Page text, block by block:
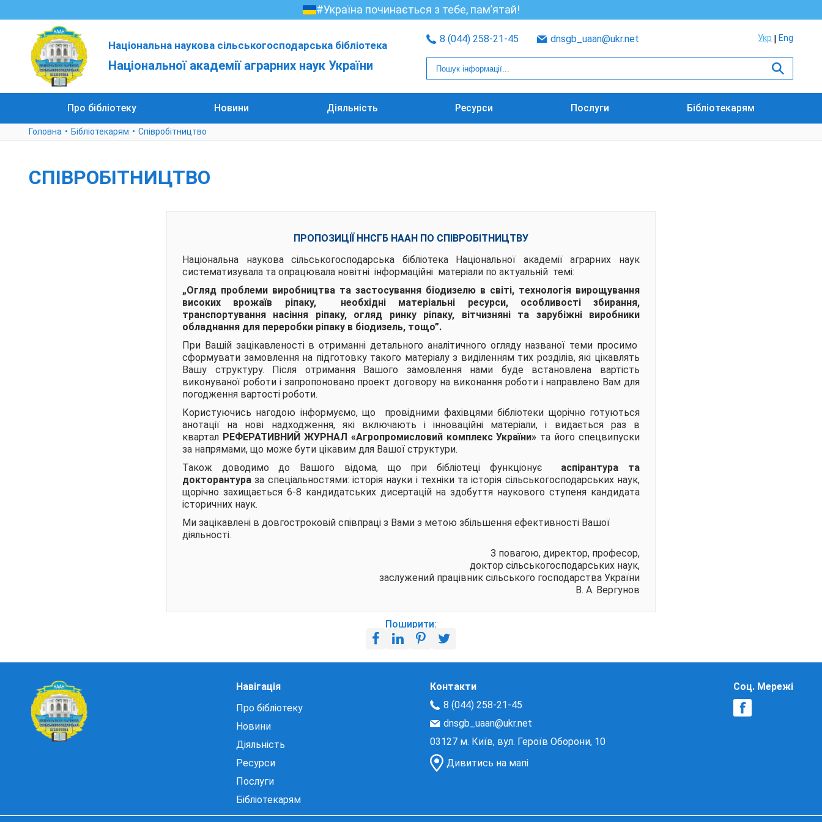
#Україна починається з тебе, пам’ятай!
Національна наукова сільськогосподарська бібліотека
Національної академії аграрних наук України
8 (044) 258-21-45 dnsgb_uaan@ukr.net Укр Eng
Про бібліотеку Новини Діяльність Ресурси Послуги Бібліотекарям
Головна Бібліотекарям Співробітництво
СПІВРОБІТНИЦТВО
ПРОПОЗИЦІЇ ННСГБ НААН ПО СПІВРОБІТНИЦТВУ
Національна наукова сільськогосподарська бібліотека Національної академії аграрних наук
систематизувала та опрацювала новітні інформаційні матеріали по актуальній темі:
„Огляд проблеми виробництва та застосування біодизелю в світі, технологія вирощування
високих врожаїв ріпаку, необхідні матеріальні ресурси, особливості збирання,
транспортування насіння ріпаку, огляд ринку ріпаку, вітчизняні та зарубіжні виробники
обладнання для переробки ріпаку в біодизель, тощо”.
При Вашій зацікавленості в отриманні детального аналітичного огляду названої теми просимо
сформувати замовлення на підготовку такого матеріалу з виділенням тих розділів, які цікавлять
Вашу структуру. Після отримання Вашого замовлення нами буде встановлена вартість
виконуваної роботи і запропоновано проект договору на виконання роботи і направлено Вам для
погодження вартості роботи.
Користуючись нагодою інформуємо, що провідними фахівцями бібліотеки щорічно готуються
анотації на нові надходження, які включають і інноваційні матеріали, і видається раз в
квартал РЕФЕРАТИВНИЙ ЖУРНАЛ «Агропромисловий комплекс України» та його спецвипуски
за напрямами, що може бути цікавим для Вашої структури.
Також доводимо до Вашого відома, що при бібліотеці функціонує аспірантура та
докторантура за спеціальностями: історія науки і техніки та історія сільськогосподарських наук,
щорічно захищається 6-8 кандидатських дисертацій на здобуття наукового ступеня кандидата
історичних наук.
Ми зацікавлені в довгостроковій співпраці з Вами з метою збільшення ефективності Вашої
діяльності.
З повагою, директор, професор,
доктор сільськогосподарських наук,
заслужений працівник сільського господарства України
В. А. Вергунов
Поширити:
Навігація
Про бібліотеку
Новини
Діяльність
Ресурси
Послуги
Бібліотекарям
Контакти
8 (044) 258-21-45
dnsgb_uaan@ukr.net
03127 м. Київ, вул. Героїв Оборони, 10
Дивитись на мапі
Соц. Мережі